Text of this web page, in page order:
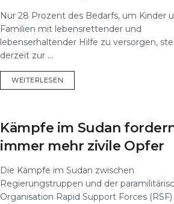
Nur 28 Prozent des Bedarfs, um Kinder
Familien mit lebensrettender und
lebenserhaltender Hilfe zu versorgen,
derzeit zur ...
WEITERLESEN
Kämpfe im Sudan
immer mehr zivile Opfer
Die Kämpfe im Sudan zwischen
Regierungstruppen und der
Organisation Rapid Support Forces